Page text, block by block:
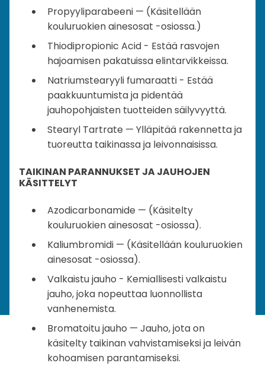
Propyyliparabeeni — (Käsitellään
kouluruokien ainesosat -osiossa.)
Thiodipropionic Acid - Estää rasvojen
hajoamisen pakatuissa elintarvikkeissa.
Natriumstearyyli fumaraatti - Estää
paakkuuntumista ja pidentää
jauhopohjaisten tuotteiden säilyvyyttä.
Stearyl Tartrate — Ylläpitää rakennetta ja
tuoreutta taikinassa ja leivonnaisissa.
TAIKINAN PARANNUKSET JA JAUHOJEN
KÄSITTELYT
Azodicarbonamide — (Käsitelty
kouluruokien ainesosat -osiossa).
Kaliumbromidi — (Käsitellään kouluruokien
ainesosat -osiossa).
Valkaistu jauho - Kemiallisesti valkaistu
jauho, joka nopeuttaa luonnollista
vanhenemista.
Bromatoitu jauho — Jauho, jota on
käsitelty taikinan vahvistamiseksi ja leivän
kohoamisen parantamiseksi.